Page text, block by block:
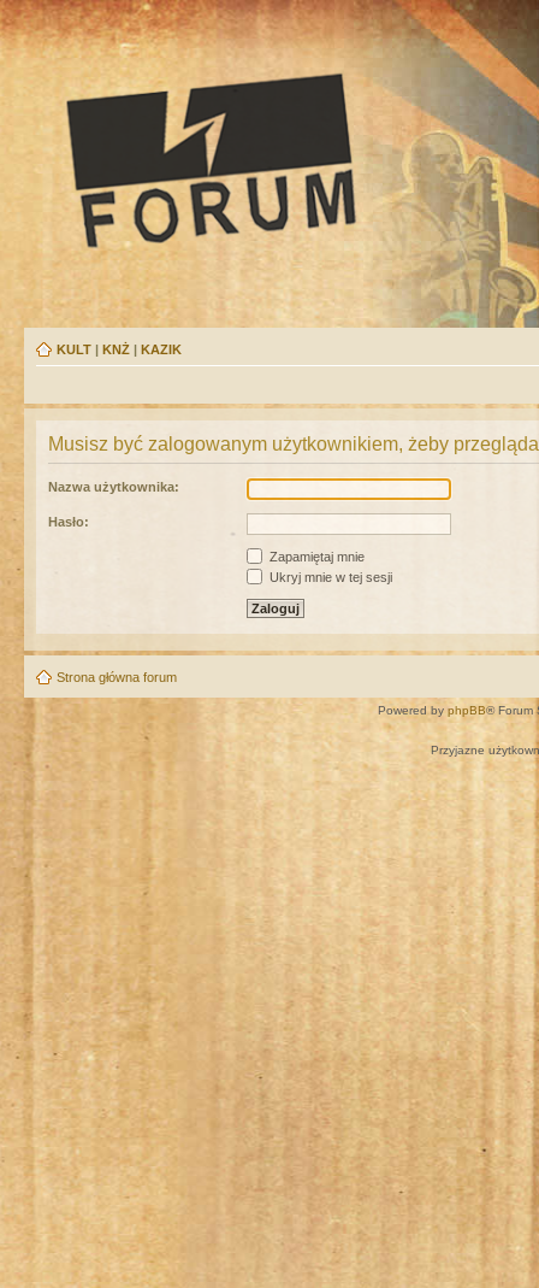
KULT | KNŻ | KAZIK
Musisz być zalogowanym użytkownikiem, żeby
Nazwa użytkownika:
Hasło:
Zapamiętaj mnie
Ukryj mnie w tej sesji
Strona główna forum
Powered by phpBB® Forum
Przyjazne